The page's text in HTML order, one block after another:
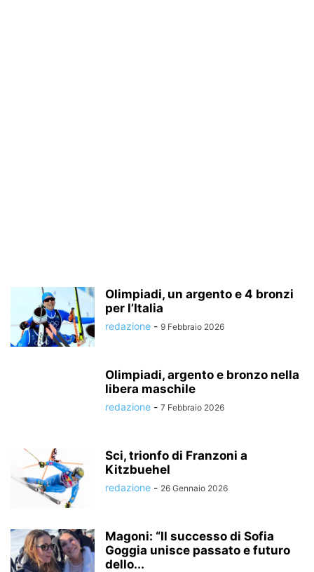
Olimpiadi, un argento e 4 bronzi
per l’Italia
redazione - 9 Febbraio 2026
Olimpiadi, argento e bronzo nella
libera maschile
redazione - 7 Febbraio 2026
Sci, trionfo di Franzoni a
Kitzbuehel
redazione - 26 Gennaio 2026
Magoni: “Il successo di Sofia
Goggia unisce passato e futuro
dello...